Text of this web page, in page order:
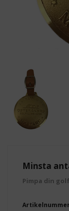
Minsta
Pimpa din